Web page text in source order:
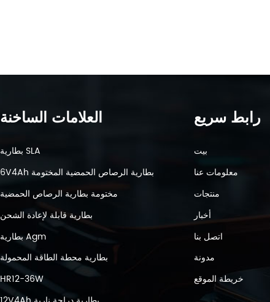
العلامات الساخنة
بطارية SLA
6V4Ah بطارية الرصاص الحمضية المختومة
مختومة بطارية الرصاص الحمضية
بطارية قابلة لإعادة الشحن
بطارية Agm
بطارية محطة الطاقة المحمولة
HR12-36W
رابط سريع
بيت
معلومات عنا
منتجات
أخبار
اتصل بنا
مدونة
خريطة الموقع